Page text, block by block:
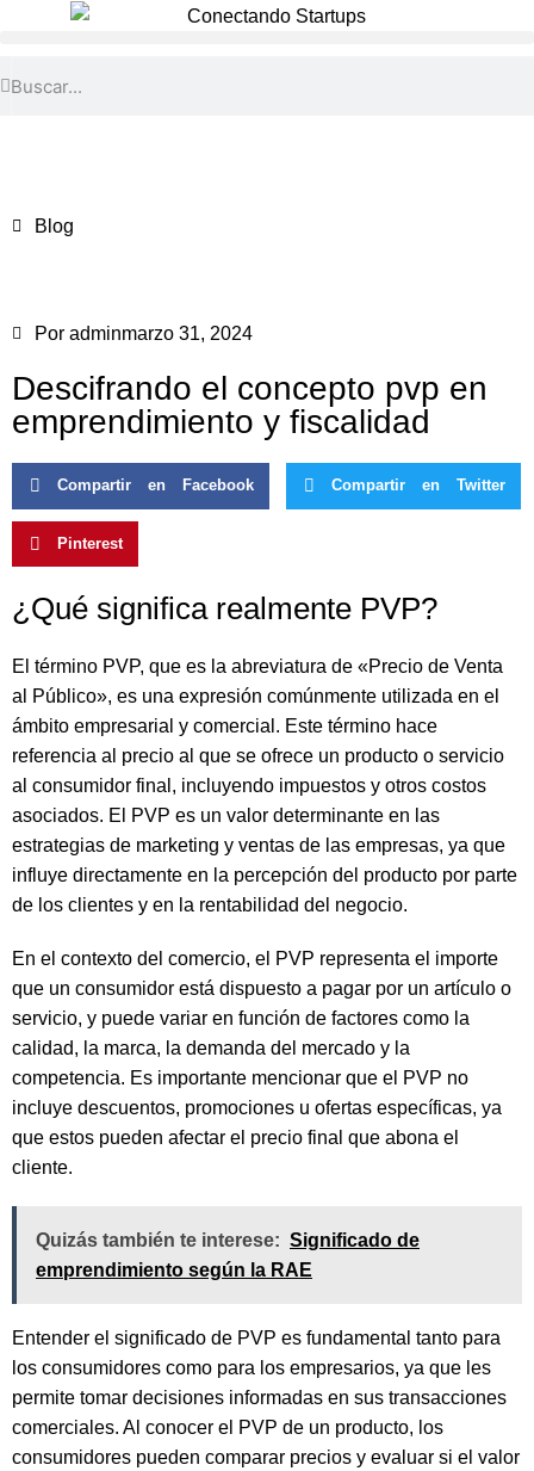
Blog
Por adminmarzo 31, 2024
Descifrando el concepto pvp en
emprendimiento y fiscalidad
Compartir en Facebook Compartir en Twitter
Pinterest
¿Qué significa realmente PVP?
El término PVP, que es la abreviatura de «Precio de Venta
al Público», es una expresión comúnmente utilizada en el
ámbito empresarial y comercial. Este término hace
referencia al precio al que se ofrece un producto o servicio
al consumidor final, incluyendo impuestos y otros costos
asociados. El PVP es un valor determinante en las
estrategias de marketing y ventas de las empresas, ya que
influye directamente en la percepción del producto por parte
de los clientes y en la rentabilidad del negocio.
En el contexto del comercio, el PVP representa el importe
que un consumidor está dispuesto a pagar por un artículo o
servicio, y puede variar en función de factores como la
calidad, la marca, la demanda del mercado y la
competencia. Es importante mencionar que el PVP no
incluye descuentos, promociones u ofertas específicas, ya
que estos pueden afectar el precio final que abona el
cliente.
Quizás también te interese: Significado de
emprendimiento según la RAE
Entender el significado de PVP es fundamental tanto para
los consumidores como para los empresarios, ya que les
permite tomar decisiones informadas en sus transacciones
comerciales. Al conocer el PVP de un producto, los
consumidores pueden comparar precios y evaluar si el valor